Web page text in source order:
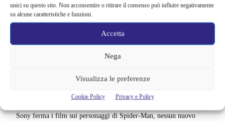
unici su questo sito. Non acconsentire o ritirare il consenso può influire negativamente
su alcune caratteristiche e funzioni.
Accetta
Nega
Visualizza le preferenze
Cookie Policy Privacy e Policy
La paura dell’altezza torna al cinema | Il sequel di Fall cambia
scenario: una nuova sfida senza via di fuga
Sony ferma i film sui personaggi di Spider-Man, nessun nuovo